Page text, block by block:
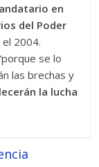
en
del Poder
2004.
se lo
las brechas y
la lucha